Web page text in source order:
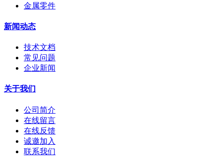
金属零件
新闻动态
技术文档
常见问题
企业新闻
关于我们
公司简介
在线留言
在线反馈
诚邀加入
联系我们